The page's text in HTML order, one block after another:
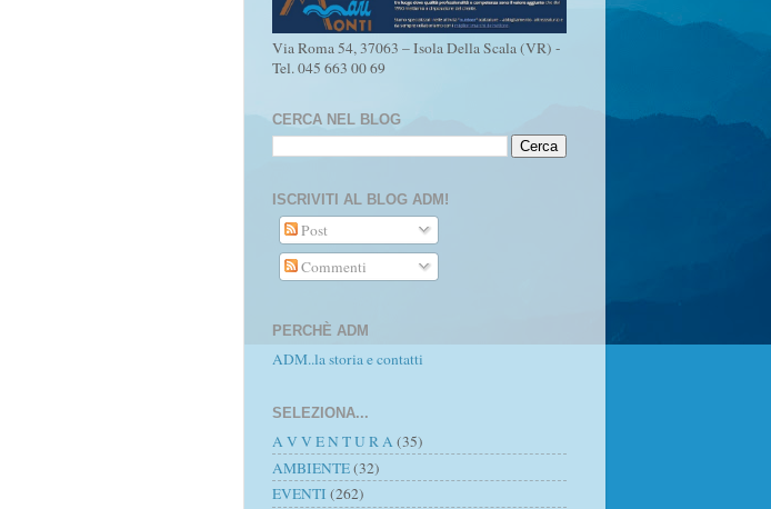
Via Roma 54, 37063 – Isola Della Scala (VR) -
Tel. 045 663 00 69
CERCA NEL BLOG
ISCRIVITI AL BLOG ADM!
Post
Commenti
PERCHÈ ADM
ADM..la storia e contatti
SELEZIONA...
A V V E N T U R A (35)
AMBIENTE(32)
EVENTI (262)